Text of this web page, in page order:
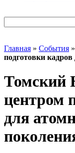
Главная » События »
подготовки
Томский
центром
для